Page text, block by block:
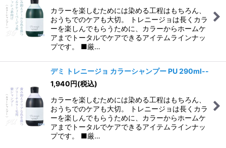
カラーを楽しむためには染める工程はもちろん、
おうちでのケアも大切。 トレニージョは長くカラ
ーを楽しんでもらうために、カラーからホームケ
アまでトータルでケアできるアイテムラインナッ
プです。 ■厳…
デミ トレニージョ カラーシャンプー PU 290ml--
1,940円(税込)
カラーを楽しむためには染める工程はもちろん、
おうちでのケアも大切。 トレニージョは長くカラ
ーを楽しんでもらうために、カラーからホームケ
アまでトータルでケアできるアイテムラインナッ
プです。 ■厳…